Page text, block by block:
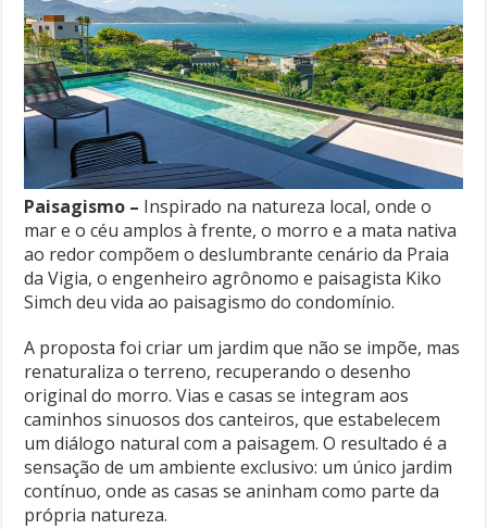
Paisagismo – Inspirado na natureza local, onde o
mar e o céu amplos à frente, o morro e a mata nativa
ao redor compõem o deslumbrante cenário da Praia
da Vigia, o engenheiro agrônomo e paisagista Kiko
Simch deu vida ao paisagismo do condomínio.
A proposta foi criar um jardim que não se impõe, mas
renaturaliza o terreno, recuperando o desenho
original do morro. Vias e casas se integram aos
caminhos sinuosos dos canteiros, que estabelecem
um diálogo natural com a paisagem. O resultado é a
sensação de um ambiente exclusivo: um único jardim
contínuo, onde as casas se aninham como parte da
própria natureza.